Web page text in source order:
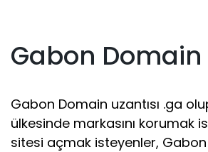
Gabon Domain
Gabon Domain uzantısı .ga
ülkesinde markasını korumak
sitesi açmak isteyenler,